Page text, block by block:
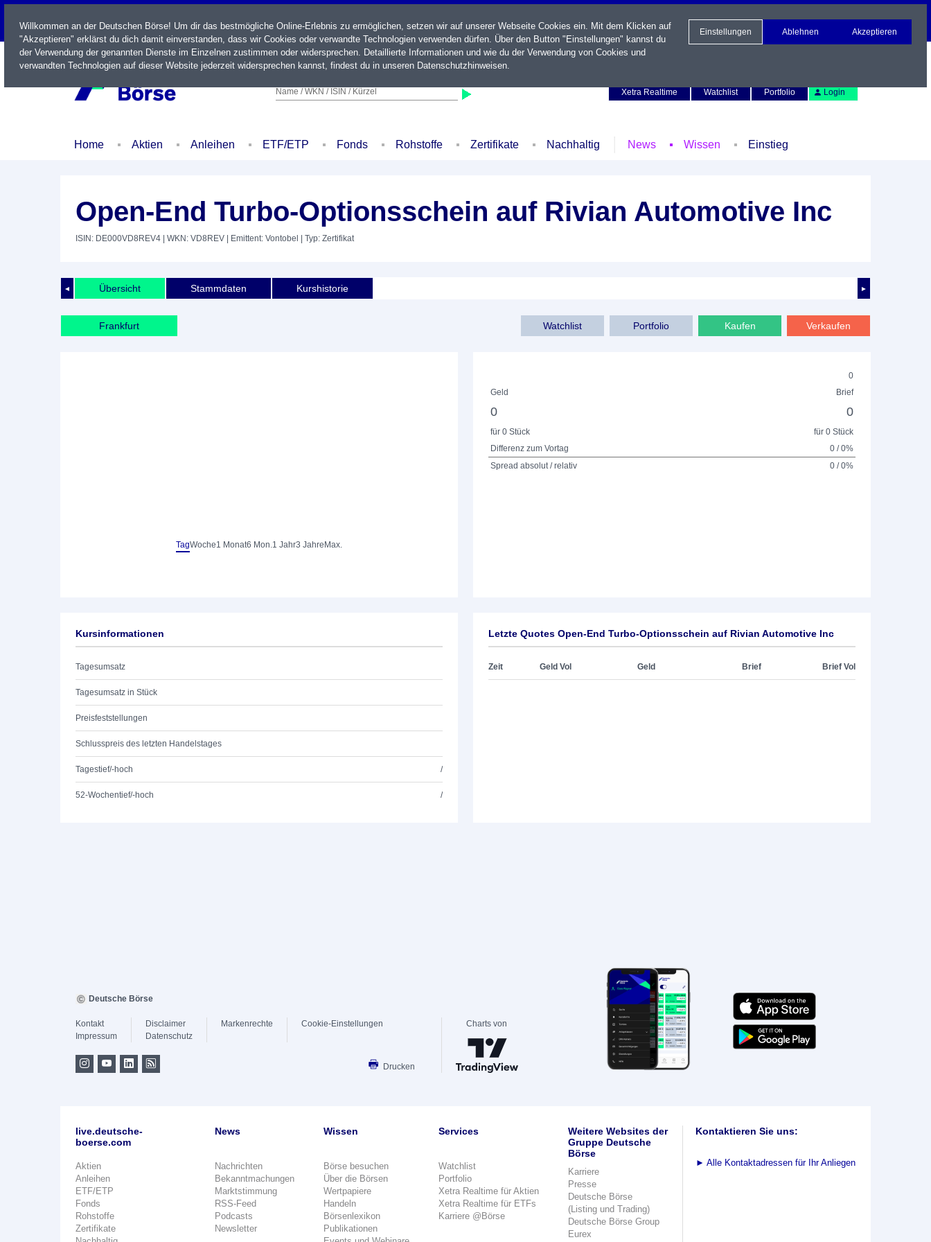
LIVE
Name / WKN / ISIN / Kürzel
Xetra Realtime
Watchlist Portfolio Login
Home Aktien Anleihen ETF/ETP Fonds Rohstoffe Zertifikate Nachhaltig News Wissen Einstieg
Open-End Turbo-Optionsschein auf Rivian Automotive Inc
ISIN: DE000VD8REV4 | WKN: VD8REV | Emittent: Vontobel | Typ: Zertifikat
◄ ►
Übersicht Stammdaten Kurshistorie
Frankfurt Verkaufen
Kaufen
Portfolio
Watchlist
TagWoche1 Monat6 Mon.1 Jahr3 Jahre Max.
0
Geld
Brief
0 0
für 0 Stück
für 0 Stück
Differenz zum Vortag
0 / 0%
Spread absolut / relativ
0 / 0%
Kursinformationen
Tagesumsatz
Tagesumsatz in Stück
Preisfeststellungen
Schlusspreis des letzten Handelstages
Tagestief/-hoch /
52-Wochentief/-hoch /
Letzte Quotes Open-End Turbo-Optionsschein auf Rivian Automotive Inc
Zeit Geld Vol Geld Brief Brief Vol
Willkommen an der Deutschen Börse! Um dir das bestmögliche Online-Erlebnis zu ermöglichen, setzen wir auf unserer Webseite Cookies ein. Mit dem Klicken auf
"Akzeptieren" erklärst du dich damit einverstanden, dass wir Cookies oder verwandte Technologien verwenden dürfen. Über den Button "Einstellungen" kannst du
der Verwendung der genannten Dienste im Einzelnen zustimmen oder widersprechen. Detaillierte Informationen und wie du der Verwendung von Cookies und
verwandten Technologien auf dieser Website jederzeit widersprechen kannst, findest du in unseren Datenschutzhinweisen.
Einstellungen Ablehnen Akzeptieren
Deutsche Börse
Kontakt
Impressum
Disclaimer
Datenschutz
Markenrechte Cookie-Einstellungen
Drucken
Charts von
live.deutsche-
boerse.com
Aktien
Anleihen
ETF/ETP
Fonds
Rohstoffe
Zertifikate
News
Nachrichten
Bekanntmachungen
Marktstimmung
RSS-Feed
Podcasts
Newsletter
Wissen
Börse besuchen
Über die Börsen
Wertpapiere
Handeln
Börsenlexikon
Publikationen
Services
Watchlist
Portfolio
Xetra Realtime für Aktien
Xetra Realtime für ETFs
Karriere @Börse
Weitere Websites der
Gruppe Deutsche
Börse
Karriere
Presse
Deutsche Börse
(Listing und Trading)
Deutsche Börse Group
Eurex
Kontaktieren Sie uns:
► Alle Kontaktadressen für Ihr Anliegen